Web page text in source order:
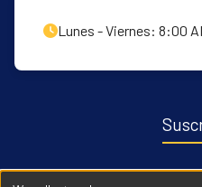
Lunes - Viernes: 8:00
Recibe notificaciones sobre